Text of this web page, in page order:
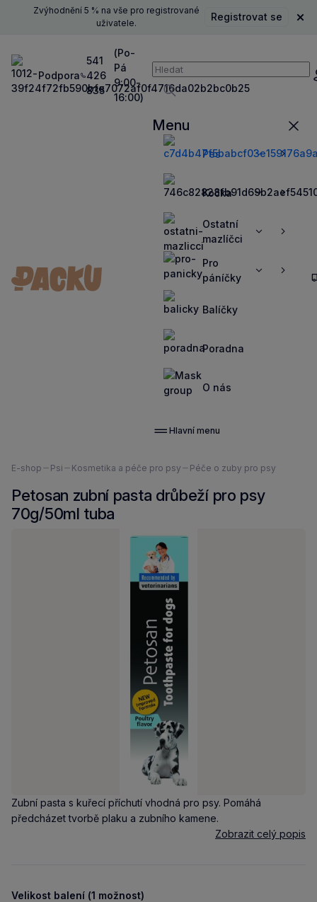
Zvýhodnění 5 % na vše pro registrované
uživatele.
Registrovat se
Podpora
541
426
835
(Po-
Pá
9:00-
16:00)
Vyhledávání
Vyhledávat
Menu
Pes
ZobrazitZobrazit
Kočka
ZobrazitZobrazit
Ostatní
mazlíčci
ZobrazitZobrazit
Pro
páníčky
ZobrazitZobrazit
Balíčky
Poradna
O nás
Hlavní menu
Nacházíte
zde:
E-shop Psi Kosmetika a péče pro psy Péče o zuby pro psy
Petosan zubní pasta drůbeží pro psy
70g/50ml tuba
Zubní pasta s kuřecí příchutí vhodná pro psy. Pomáhá
předcházet tvorbě plaku a zubního kamene.
Zobrazit celý popis
Velikost balení (1 možnost)